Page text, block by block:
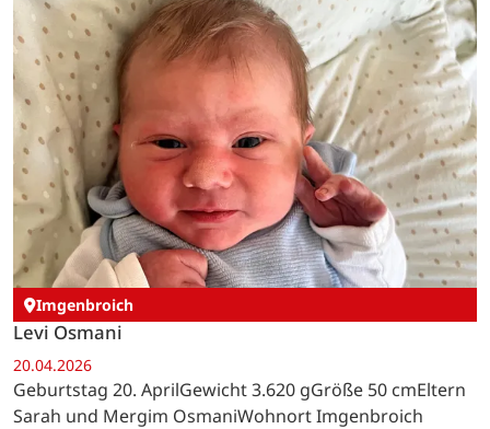
Imgenbroich
Levi Osmani
20.04.2026
Geburtstag 20. AprilGewicht 3.620 gGröße 50 cmEltern
Sarah und Mergim OsmaniWohnort Imgenbroich